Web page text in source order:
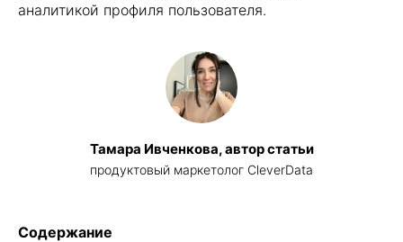
аналитикой профиля пользователя.
Тамара Ивченкова, автор статьи
продуктовый маркетолог CleverData
Содержание